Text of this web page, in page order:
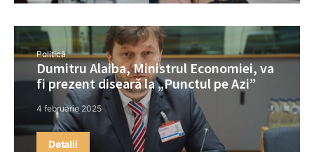
Politică
Dumitru Alaiba, Ministrul Economiei, va
fi prezent diseară la „Punctul pe Azi”
4 februarie 2025
Detalii